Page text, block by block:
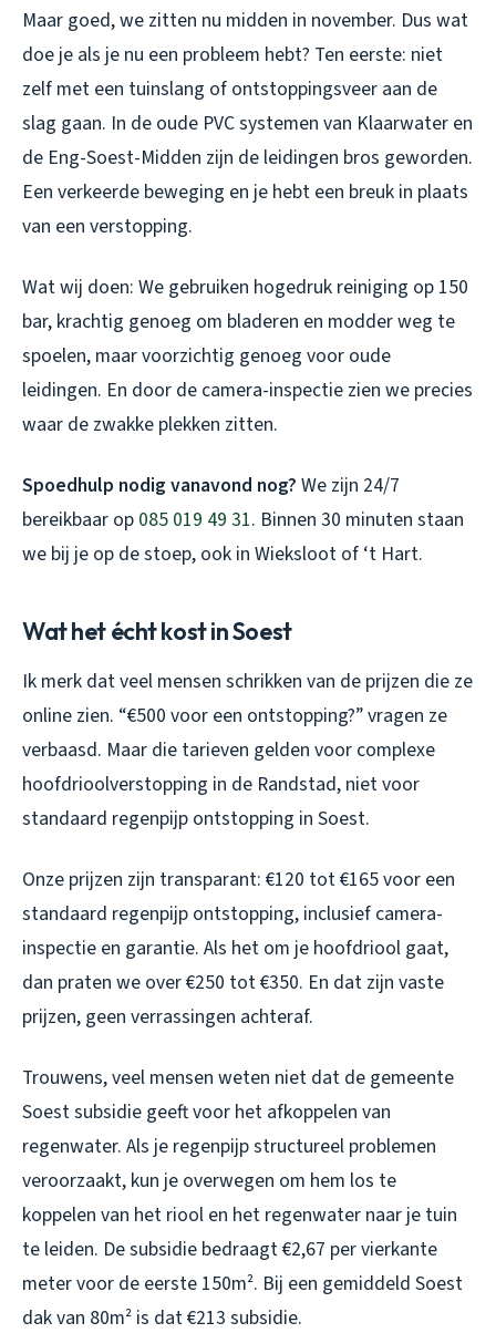
Maar goed, we zitten nu midden in november. Dus wat
doe je als je nu een probleem hebt? Ten eerste: niet
zelf met een tuinslang of ontstoppingsveer aan de
slag gaan. In de oude PVC systemen van Klaarwater en
de Eng-Soest-Midden zijn de leidingen bros geworden.
Een verkeerde beweging en je hebt een breuk in plaats
van een verstopping.
Wat wij doen: We gebruiken hogedruk reiniging op 150
bar, krachtig genoeg om bladeren en modder weg te
spoelen, maar voorzichtig genoeg voor oude
leidingen. En door de camera-inspectie zien we precies
waar de zwakke plekken zitten.
Spoedhulp nodig vanavond nog? We zijn 24/7
bereikbaar op 085 019 49 31. Binnen 30 minuten staan
we bij je op de stoep, ook in Wieksloot of ‘t Hart.
Wat het écht kost in Soest
Ik merk dat veel mensen schrikken van de prijzen die ze
online zien. “€500 voor een ontstopping?” vragen ze
verbaasd. Maar die tarieven gelden voor complexe
hoofdrioolverstopping in de Randstad, niet voor
standaard regenpijp ontstopping in Soest.
Onze prijzen zijn transparant: €120 tot €165 voor een
standaard regenpijp ontstopping, inclusief camera-
inspectie en garantie. Als het om je hoofdriool gaat,
dan praten we over €250 tot €350. En dat zijn vaste
prijzen, geen verrassingen achteraf.
Trouwens, veel mensen weten niet dat de gemeente
Soest subsidie geeft voor het afkoppelen van
regenwater. Als je regenpijp structureel problemen
veroorzaakt, kun je overwegen om hem los te
koppelen van het riool en het regenwater naar je tuin
te leiden. De subsidie bedraagt €2,67 per vierkante
meter voor de eerste 150m². Bij een gemiddeld Soest
dak van 80m² is dat €213 subsidie.